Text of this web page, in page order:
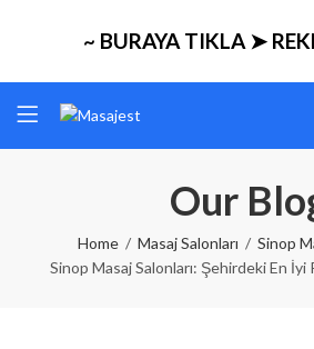
~ BURAYA TIKLA ➤
Our
Home Masaj Salonları
Sinop
Sinop Masaj Salonları: Şehirdeki En İyi